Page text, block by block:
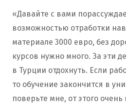
«Давайте с вами
возможностью отработки
материале 3000 евро, без
курсов нужно много. За эти
в Турции отдохнуть. Если
то обучение закончится в
поверьте мне, от этого очень